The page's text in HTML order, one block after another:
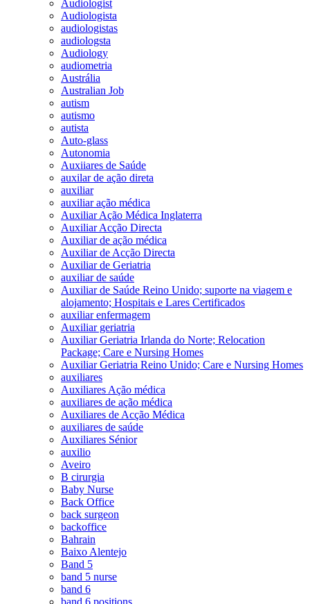
Audiologist
Audiologista
audiologistas
audiologsta
Audiology
audiometria
Austrália
Australian Job
autism
autismo
autista
Auto-glass
Autonomia
Auxiiares de Saúde
auxilar de ação direta
auxiliar
auxiliar ação médica
Auxiliar Ação Médica Inglaterra
Auxiliar Acção Directa
Auxiliar de ação médica
Auxiliar de Acção Directa
Auxiliar de Geriatria
auxiliar de saúde
Auxiliar de Saúde Reino Unido; suporte na viagem e
alojamento; Hospitais e Lares Certificados
auxiliar enfermagem
Auxiliar geriatria
Auxiliar Geriatria Irlanda do Norte; Relocation
Package; Care e Nursing Homes
Auxiliar Geriatria Reino Unido; Care e Nursing Homes
auxiliares
Auxiliares Ação médica
auxiliares de ação médica
Auxiliares de Acção Médica
auxiliares de saúde
Auxiliares Sénior
auxilio
Aveiro
B cirurgia
Baby Nurse
Back Office
back surgeon
backoffice
Bahrain
Baixo Alentejo
Band 5
band 5 nurse
band 6
band 6 positions